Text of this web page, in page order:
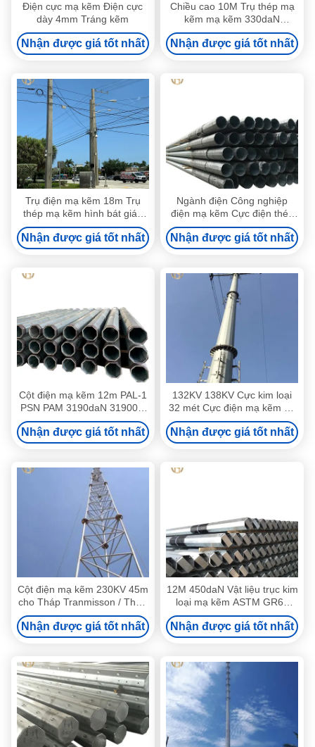
Điện cực mạ kẽm Điện cực
dày 4mm Tráng kẽm
Nhận được giá tốt nhất
Chiều cao 10M Trụ thép mạ
kẽm mạ kẽm 330daN
300daN
Nhận được giá tốt nhất
Trụ điện mạ kẽm 18m Trụ
thép mạ kẽm hình bát giác
Kết thúc chết
Nhận được giá tốt nhất
Ngành điện Công nghiệp
điện mạ kẽm Cực điện thép
mạ kẽm
Nhận được giá tốt nhất
Cột điện mạ kẽm 12m PAL-1
PSN PAM 3190daN 31900N
Hình bát giác 33KV 30KV
Nhận được giá tốt nhất
132KV 138KV Cực kim loại
32 mét Cực điện mạ kẽm 12
bên
Nhận được giá tốt nhất
Cột điện mạ kẽm 230KV 45m
cho Tháp Tranmisson / Tháp
đơn cực
Nhận được giá tốt nhất
12M 450daN Vật liệu trục kim
loại mạ kẽm ASTM GR65
GR50 33KV 11KV 35KV
Nhận được giá tốt nhất